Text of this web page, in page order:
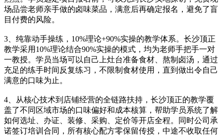
场品尝老师亲手做的卤味菜品，满意后再确定报名，避免了盲
目付费的风险。
3、纯靠动手操练，10%理论+90%实操的教学体系。长沙顶正
教学采用10%理论结合90%实操的模式，均为老师手把手一对
一教授。学员当场可以自己上灶台准备食材、熬制卤汤，通过
充足的练手时间反复练习，不限制食材使用，直到做出令自己
满意的口味为止。
4、从核心技术到店铺经营的全链路扶持，长沙顶正的教学覆
盖了不同区域市场的口味偏好和成本核算，帮助学员系统了解
如何选址、办证、装修、采购、定价等开店全程。同时公司承
诺签订培训合同，所有核心配方零保留传授，中途不收取任何